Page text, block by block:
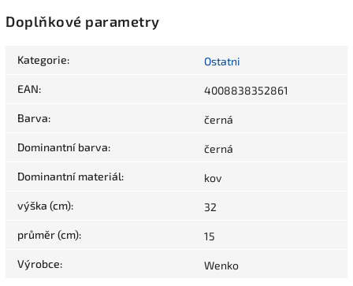
Doplňkové parametry
Kategorie: Ostatni
EAN: 4008838352861
Barva: černá
Dominantní barva: černá
Dominantní materiál: kov
výška (cm): 32
průměr (cm): 15
Výrobce: Wenko